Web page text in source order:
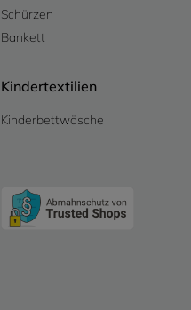
Schürzen
Bankett
Kindertextilien
Kinderbettwäsche